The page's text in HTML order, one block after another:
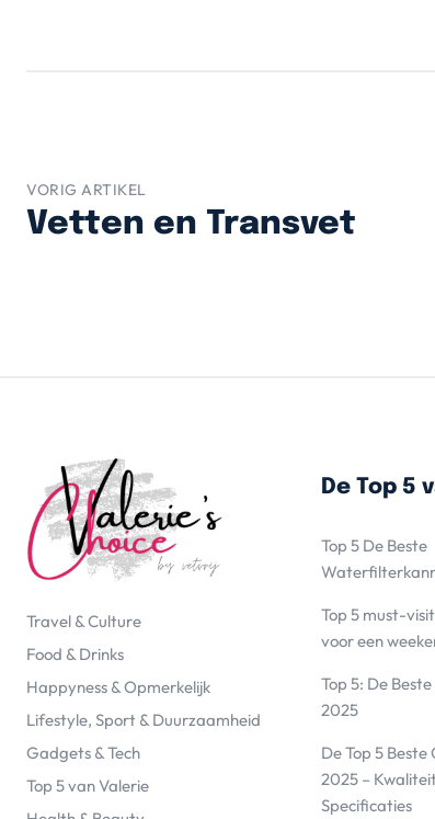
VORIG ARTIKEL
Vetten en Transvet
Travel & Culture
Food & Drinks
Happyness & Opmerkelijk
Lifestyle, Sport & Duurzaamheid
Gadgets & Tech
Top 5 van Valerie
De Top 5
Top 5 De Beste
Top 5 must-
voor een
Top 5: De
2025
De Top 5
2025 –
Specificaties